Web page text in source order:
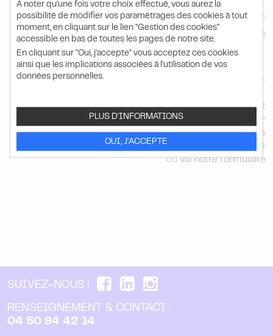
876.52€ TTC
l'unité
Ce produit n'est pas disponible à la vente en ligne.
Vous souhaitez plus d'information sur notre produit
"*Milpatt BABY" ?
Contactez-nous
au 04 50 94 42 14
ouvia notre formulaire
SUIVEZ-NOUS !
RENSEIGNEMENT & CONTACT :
04 50 94 42 14
A noter qu'une fois votre choix effectué, vous aurez la
possibilité de modifier vos paramétrages des cookies à tout
moment, en cliquant sur le lien "Gestion des cookies"
accessible en bas de toutes les pages de notre site.
En cliquant sur "Oui, j'accepte" vous acceptez ces cookies
ainsi que les implications associées à l'utilisation de vos
données personnelles.
PLUS D'INFORMATIONS
OUI, J'ACCEPTE